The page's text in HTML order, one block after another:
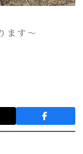
ます～